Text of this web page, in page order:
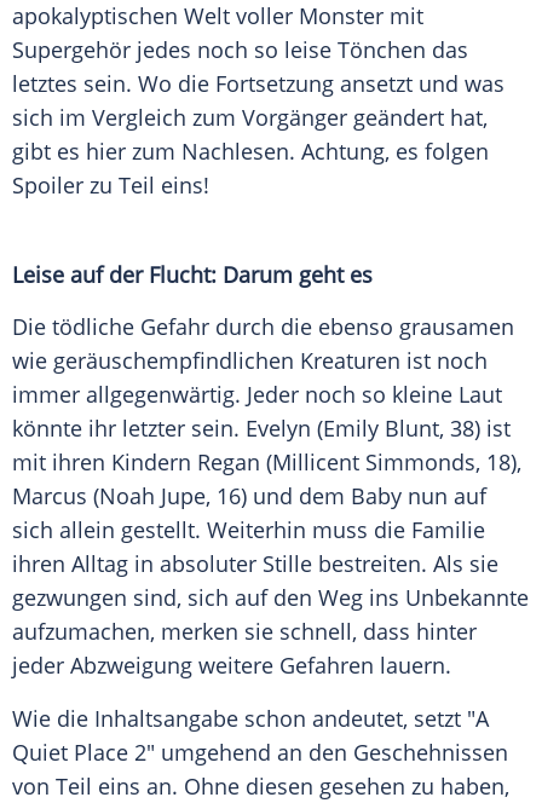
apokalyptischen Welt voller Monster mit
Supergehör jedes noch so leise Tönchen das
letztes sein. Wo die Fortsetzung ansetzt und was
sich im Vergleich zum Vorgänger geändert hat,
gibt es hier zum Nachlesen. Achtung, es folgen
Spoiler zu Teil eins!
Leise auf der Flucht: Darum geht es
Die tödliche Gefahr durch die ebenso grausamen
wie geräuschempfindlichen Kreaturen ist noch
immer allgegenwärtig. Jeder noch so kleine Laut
könnte ihr letzter sein. Evelyn (Emily Blunt, 38) ist
mit ihren Kindern Regan (Millicent Simmonds, 18),
Marcus (Noah Jupe, 16) und dem Baby nun auf
sich allein gestellt. Weiterhin muss die Familie
ihren Alltag in absoluter Stille bestreiten. Als sie
gezwungen sind, sich auf den Weg ins Unbekannte
aufzumachen, merken sie schnell, dass hinter
jeder Abzweigung weitere Gefahren lauern.
Wie die Inhaltsangabe schon andeutet, setzt "A
Quiet Place 2" umgehend an den Geschehnissen
von Teil eins an. Ohne diesen gesehen zu haben,